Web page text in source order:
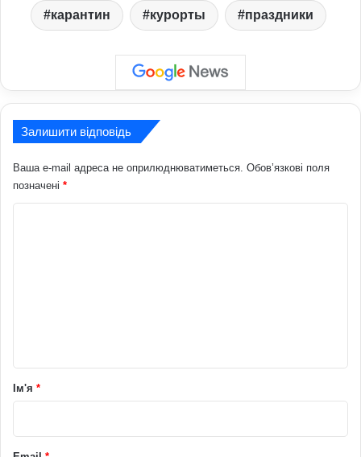
карантин курорты праздники
Залишити відповідь
Ваша e-mail адреса не оприлюднюватиметься. Обов’язкові поля
позначені *
рІм'я *